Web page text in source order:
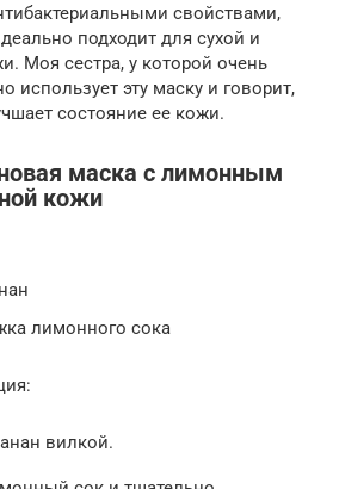
свойствами,
подходит для сухой и
Моя сестра, у которой очень
использует эту маску и говорит,
состояние ее кожи.
маска с лимонным
кожи
лимонного сока
вилкой.